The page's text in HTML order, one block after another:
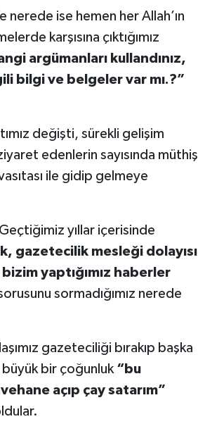
nerede ise hemen her Allah’ın
karşısına çıktığımız
argümanları kullandınız,
bilgi ve belgeler var mı.?”
değişti, sürekli gelişim
edenlerin sayısında müthiş
ile gidip gelmeye
yıllar içerisinde
gazetecilik mesleği dolayısı
yaptığımız haberler
sormadığımız nerede
gazeteciliği bırakıp başka
bir çoğunluk“bu
açıp çay satarım”